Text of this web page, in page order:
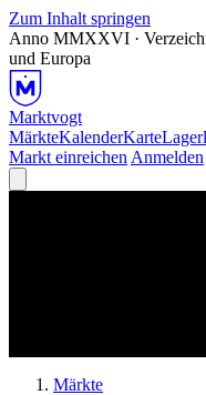
Zum Inhalt springen
Anno MMXXVI ·
und Europa
Marktvogt
MärkteKalenderKarte
Markt einreichen Anmelden
Märkte